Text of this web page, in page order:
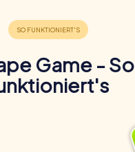
Game - So